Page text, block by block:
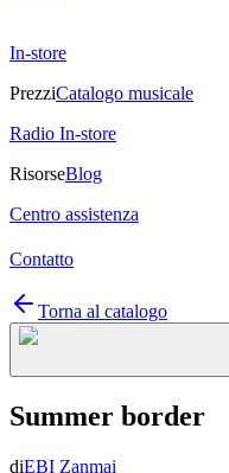
In-store
PrezziCatalogo musicale
Radio In-store
RisorseBlog
Centro assistenza
Contatto
Torna al catalogo
Summer border
diEBI Zanmai